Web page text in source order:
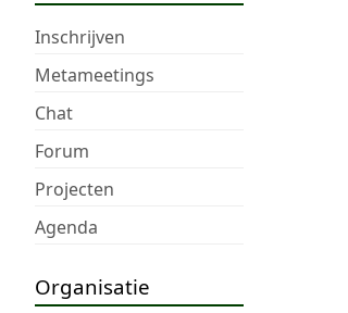
Inschrijven
Metameetings
Chat
Forum
Projecten
Agenda
Organisatie